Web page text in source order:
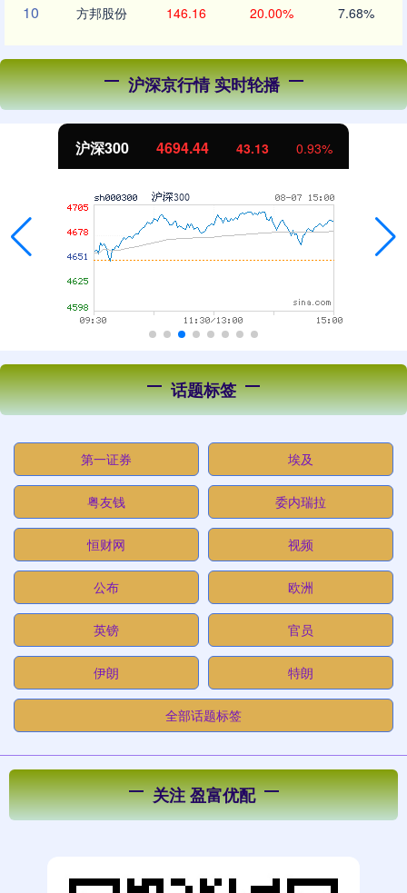
10 方邦股份 146.16 20.00% 7.68%
沪深京行情 实时轮播
沪深300 4694.44 43.13 0.93%
话题标签
第一证券 埃及
粤友钱 委内瑞拉
恒财网 视频
公布 欧洲
英镑 官员
伊朗 特朗
全部话题标签
关注 盈富优配